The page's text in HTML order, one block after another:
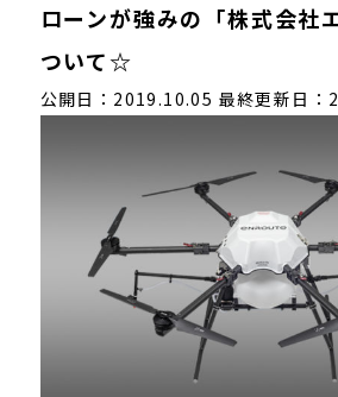
ローンが強みの「株式会社
ついて☆
公開日：2019.10.05 最終更新日：